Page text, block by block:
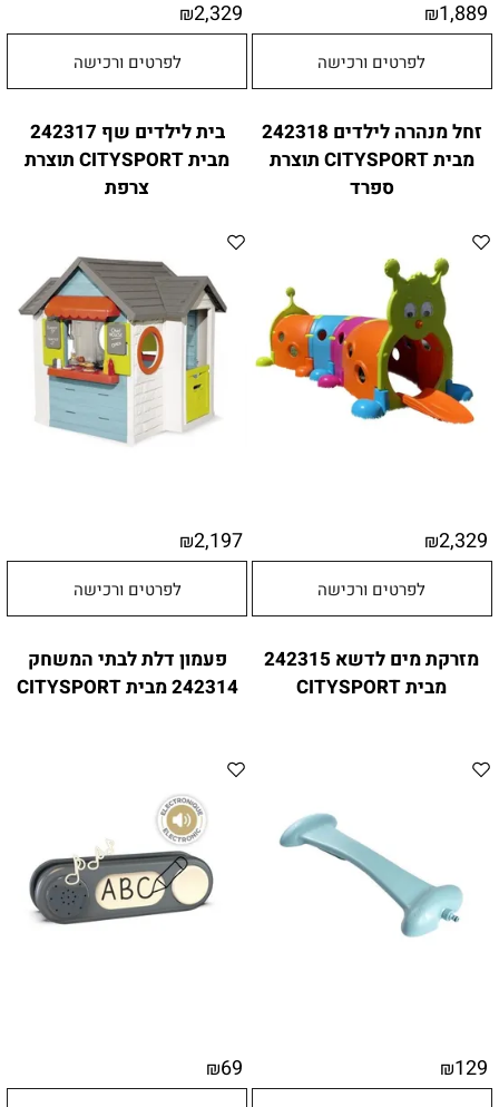
₪1,889
לפרטים ורכישה
₪2,329
לפרטים ורכישה
זחל מנהרה לילדים 242318
מבית CITYSPORT תוצרת
ספרד
₪2,329
לפרטים ורכישה
בית לילדים שף 242317
מבית CITYSPORT תוצרת
צרפת
₪2,197
לפרטים ורכישה
מזרקת מים לדשא 242315
מבית CITYSPORT
₪129
פעמון דלת לבתי המשחק
242314 מבית CITYSPORT
₪69